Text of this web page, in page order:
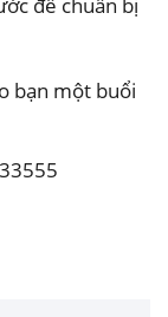
bạn một buổi